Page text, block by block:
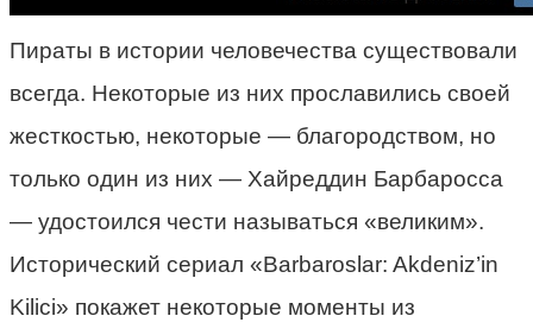
Пираты в истории человечества существовали
всегда. Некоторые из них прославились своей
жесткостью, некоторые — благородством, но
только один из них — Хайреддин Барбаросса
— удостоился чести называться «великим».
Исторический сериал «Barbaroslar: Akdeniz’in
Kilici» покажет некоторые моменты из